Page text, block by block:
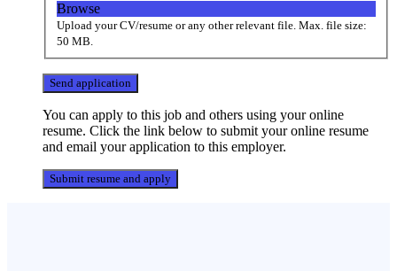
Browse
Upload your CV/resume or any other relevant file. Max. file size:
50 MB.
You can apply to this job and others using your online
resume. Click the link below to submit your online resume
and email your application to this employer.